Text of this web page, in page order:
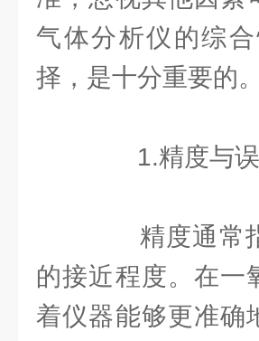
气体分析仪的综
择，是十分重要的。
1.精度与误
精度通常指
的接近程度。在一
着仪器能够更准确